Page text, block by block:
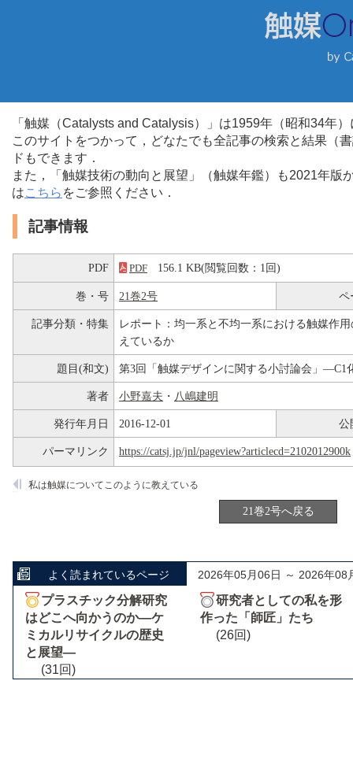
「触媒（Catalysts and Catalysis）」は1959年（昭和34年
このサイトをつかって，どなたでも全記事の検索と結果（
ドもできます．
また，「触媒技術の動向と展望」（触媒年鑑）も2021年
はこちら をご参照ください．
記事情報
PDF PDF 156.1 KB(閲覧回数：1回)
巻・号 21巻2号 ペ
記事分類・特集
レポート：均一系と不均一系における触媒作
えているか
題目(和文) 第3回「触媒デザインに関する小討論会」
著者 小野嘉夫 ・ 八嶋建明
発行年月日 2016-12-01 公
パーマリンク https://catsj.jp/jnl/pageview?articlecd=2102012900k
私は触媒についてこのように教えている
21巻2号へ戻る
よく読まれているページ 2026年05月06日 ～ 2026年08
プラスチック分解研究
はどこへ向かうのか―ケ
ミカルリサイクルの歴史
と展望―
(31回)
研究者としての私を形
作った「師匠」たち
(26回)